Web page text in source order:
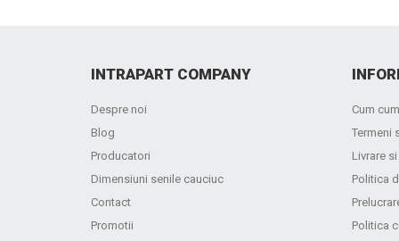
INTRAPART COMPANY
Despre noi
Blog
Producatori
Dimensiuni senile cauciuc
Contact
Promotii
Cum
Termeni
Livrare
Politica
Politica